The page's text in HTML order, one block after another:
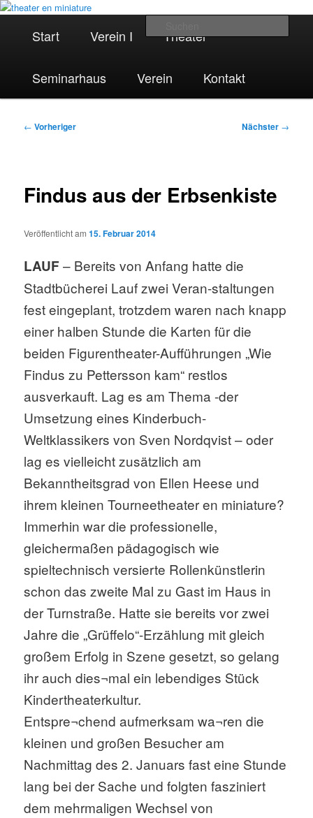
Zum mobiles Puppen- und Figurentheater | Seminarhaus Szenario |
Heidelberger Puppentheater e.V.
Start Verein I Theater
Seminarhaus Verein Kontakt
Beitragsnavigation
← Vorheriger Nächster →
Findus aus der Erbsenkiste
Veröffentlicht am15. Februar 2014
LAUF– Bereits von Anfang hatte die
Stadtbücherei Lauf zwei Veran-staltungen
fest eingeplant, trotzdem waren nach knapp
einer halben Stunde die Karten für die
beiden Figurentheater-Aufführungen „Wie
Findus zu Pettersson kam“ restlos
ausverkauft. Lag es am Thema -der
Umsetzung eines Kinderbuch-
Weltklassikers von Sven Nordqvist – oder
lag es vielleicht zusätzlich am
Bekanntheitsgrad von Ellen Heese und
ihrem kleinen Tourneetheater en miniature?
Immerhin war die professionelle,
gleichermaßen pädagogisch wie
spieltechnisch versierte Rollenkünstlerin
schon das zweite Mal zu Gast im Haus in
der Turnstraße. Hatte sie bereits vor zwei
Jahre die „Grüffelo“-Erzählung mit gleich
großem Erfolg in Szene gesetzt, so gelang
ihr auch dies¬mal ein lebendiges Stück
Kindertheaterkultur.
Entspre¬chend aufmerksam wa¬ren die
kleinen und großen Besucher am
Nachmittag des 2. Januars fast eine Stunde
lang bei der Sache und folgten fasziniert
dem mehrmaligen Wechsel von